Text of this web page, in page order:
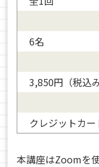
6名
3,850円（税込
クレジットカー
本講座はZoomを